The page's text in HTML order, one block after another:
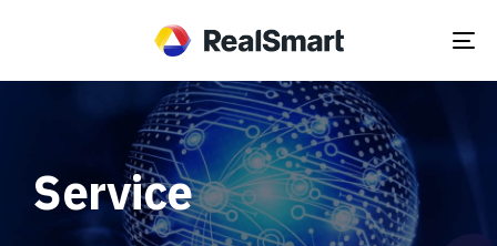
Service